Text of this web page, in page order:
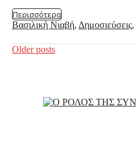
Περισσότερα
Βασιλική Νιαβή, Δημοσιεύσεις,
Posts
Older posts